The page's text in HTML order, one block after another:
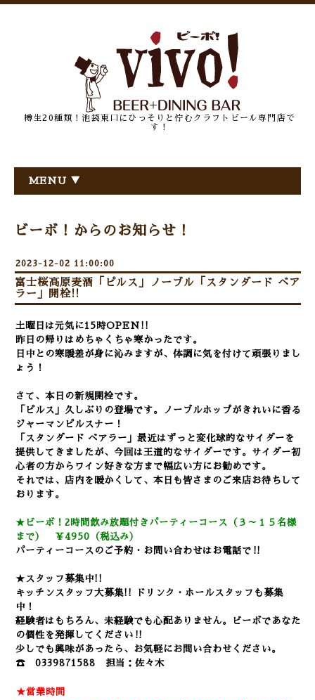
樽生20種類！池袋東口にひっそりと佇むクラフトビール専門店で
す！
MENU ▼
ビーボ！からのお知らせ！
2023-12-02 11:00:00
富士桜高原麦酒「ピルス」ノーブル「スタンダード ベア
ラー」開栓!!
土曜日は元気に15時OPEN!!
昨日の帰りはめちゃくちゃ寒かったです。
日中との寒暖差が身に沁みますが、体調に気を付けて頑張りまし
ょう！
さて、本日の新規開栓です。
「ピルス」久しぶりの登場です。ノーブルホップがきれいに香る
ジャーマンピルスナー！
「スタンダード ベアラー」最近はずっと変化球的なサイダーを
提供してきましたが、今回は王道的なサイダーです。サイダー初
心者の方からワイン好きな方まで幅広い方にお勧めです。
それでは、店内を暖かくして、本日も皆さまのご来店お待ちして
おります。
★ビーボ！2時間飲み放題付きパーティーコース（３～１５名様
まで） ￥4950（税込み）
パーティーコースのご予約・お問い合わせはお電話で‼
★スタッフ募集中!!
キッチンスタッフ大募集!! ドリンク・ホールスタッフも募集
中！
経験者はもちろん、未経験でも心配ありません。
ビーボであなた
の個性を発揮してください‼
少しでも興味があったら、お気軽にお問い合わせください。
☎ 0339871588 担当：佐々木
★営業時間